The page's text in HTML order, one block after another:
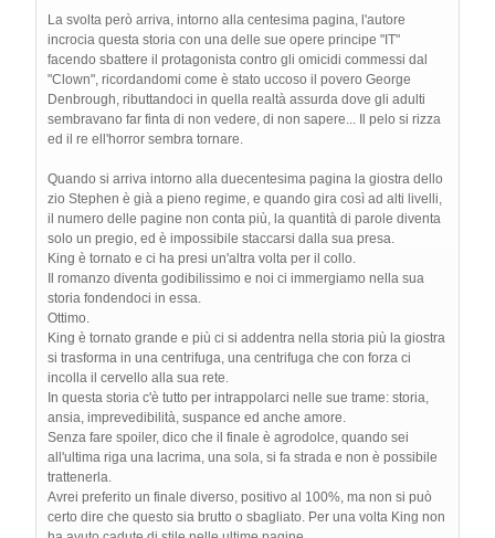
La svolta però arriva, intorno alla centesima pagina, l'autore
incrocia questa storia con una delle sue opere principe "IT"
facendo sbattere il protagonista contro gli omicidi commessi dal
"Clown", ricordandomi come è stato uccoso il povero George
Denbrough, ributtandoci in quella realtà assurda dove gli adulti
sembravano far finta di non vedere, di non sapere... Il pelo si rizza
ed il re ell'horror sembra tornare.
Quando si arriva intorno alla duecentesima pagina la giostra dello
zio Stephen è già a pieno regime, e quando gira così ad alti livelli,
il numero delle pagine non conta più, la quantità di parole diventa
solo un pregio, ed è impossibile staccarsi dalla sua presa.
King è tornato e ci ha presi un'altra volta per il collo.
Il romanzo diventa godibilissimo e noi ci immergiamo nella sua
storia fondendoci in essa.
Ottimo.
King è tornato grande e più ci si addentra nella storia più la giostra
si trasforma in una centrifuga, una centrifuga che con forza ci
incolla il cervello alla sua rete.
In questa storia c'è tutto per intrappolarci nelle sue trame: storia,
ansia, imprevedibilità, suspance ed anche amore.
Senza fare spoiler, dico che il finale è agrodolce, quando sei
all'ultima riga una lacrima, una sola, si fa strada e non è possibile
trattenerla.
Avrei preferito un finale diverso, positivo al 100%, ma non si può
certo dire che questo sia brutto o sbagliato. Per una volta King non